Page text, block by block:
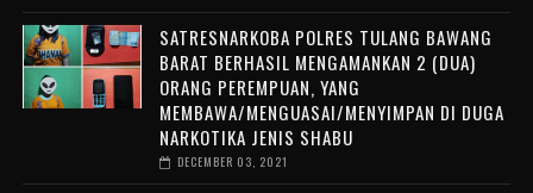
SATRESNARKOBA POLRES TULANG BAWANG
BARAT BERHASIL MENGAMANKAN 2 (DUA)
ORANG PEREMPUAN, YANG
MEMBAWA/MENGUASAI/MENYIMPAN DI DUGA
NARKOTIKA JENIS SHABU
DECEMBER 03, 2021